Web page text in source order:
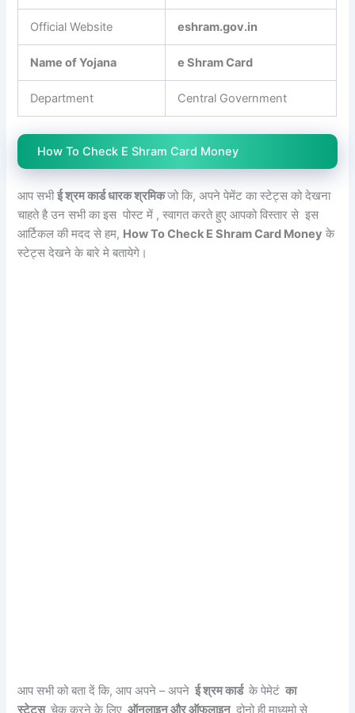
Official Website eshram.gov.in
Name of Yojana e Shram Card
Department Central Government
How To Check E Shram Card Money
आप सभीई श्रम कार्ड धारक श्रमिकजो कि, अपने पेमेंट का स्टेट्स को देखना
चाहते है उन सभी का इस पोस्ट में , स्वागत करते हुए आपको विस्तार से इस
आर्टिकल की मदद से हम, How To Check E Shram Card Money के
स्टेट्स देखने के बारे मे बतायेगे।
आप सभी को बता दें कि, आप अपने – अपने ई श्रम कार्ड के पेमेटं का
स्टेट्स चेक करने के लिए ऑनलाइन और ऑफलाइन दोनो ही माध्यमो से